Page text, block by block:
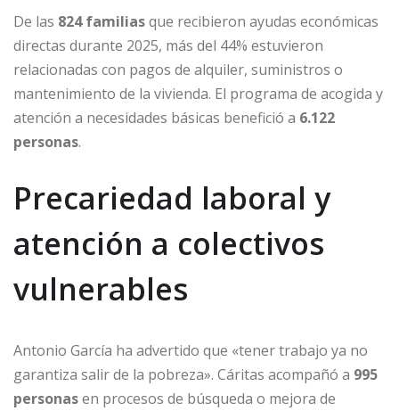
De las 824 familiasque recibieron ayudas económicas
directas durante 2025, más del 44% estuvieron
relacionadas con pagos de alquiler, suministros o
mantenimiento de la vivienda. El programa de acogida y
atención a necesidades básicas benefició a 6.122
personas.
Precariedad laboral y
atención a colectivos
vulnerables
Antonio García ha advertido que «tener trabajo ya no
garantiza salir de la pobreza». Cáritas acompañó a 995
personasen procesos de búsqueda o mejora de